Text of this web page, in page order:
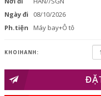
Ngày đi
08/10/2026
Ph.tiện
Máy bay+Ô tô
KHOIHANH: